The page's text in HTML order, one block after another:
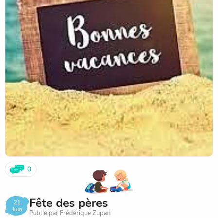
Nous nous retrouverons pour la rentrée avec joie.
Prenez soin de vous, profitez de vos familles, de vos amis.
La vie est belle 🌟☀️🥰
F. Zupan
0
21
Juin
Fête des pères
Publié par Frédérique Zupan